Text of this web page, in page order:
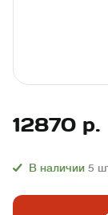
12870 р.
В наличии 5